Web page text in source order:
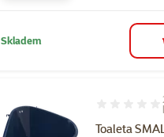
Skladem
Toaleta
Hodnocení